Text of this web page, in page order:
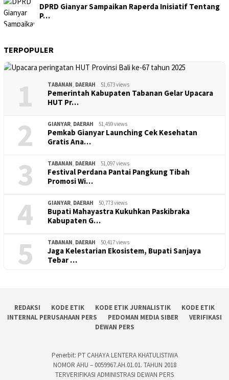
DPRD Gianyar Sampaikan Raperda Inisiatif Tentang
P…
TERPOPULER
1 TABANAN, DAERAH 51,673 views
Pemerintah Kabupaten Tabanan Gelar Upacara
HUT Pr…
2 GIANYAR, DAERAH 51,459 views
Pemkab Gianyar Launching Cek Kesehatan
Gratis Ana…
3 TABANAN, DAERAH 51,097 views
Festival Perdana Pantai Pangkung Tibah
Promosi Wi…
4 GIANYAR, DAERAH 50,773 views
Bupati Mahayastra Kukuhkan Paskibraka
Kabupaten G…
5 TABANAN, DAERAH 50,417 views
Jaga Kelestarian Ekosistem, Bupati Sanjaya
Tebar …
REDAKSI KODE ETIK KODE ETIK JURNALISTIK
KODE ETIK
INTERNAL PERUSAHAAN PERS
PEDOMAN MEDIA SIBER
VERIFIKASI
DEWAN PERS
Penerbit: PT CAHAYA LENTERA KHATULISTIWA
NOMOR AHU – 0059967.AH.01.01. TAHUN 2018
TERVERIFIKASI ADMINISTRASI DEWAN PERS